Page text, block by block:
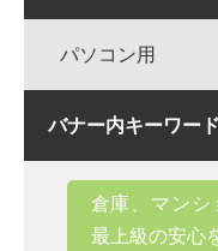
パソコン用
バナー内キーワード
倉庫、マンシ
最上級の安心